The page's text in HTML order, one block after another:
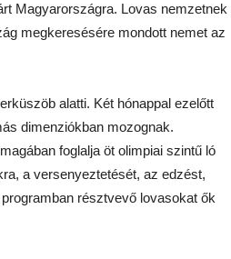
Magyarországra. Lovas nemzetnek
megkeresésére mondott nemet az
alatti. Két hónappal ezelőtt
dimenziókban mozognak.
foglalja öt olimpiai szintű ló
a versenyeztetését, az edzést,
résztvevő lovasokat ők